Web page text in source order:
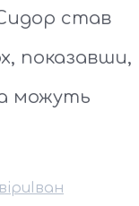
став
показавши,
можуть
Іван